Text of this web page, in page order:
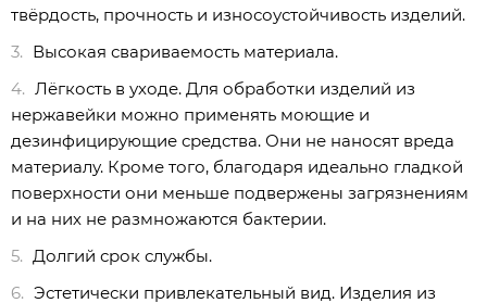
твёрдость, прочность и износоустойчивость изделий.
Высокая свариваемость материала.
Лёгкость в уходе. Для обработки изделий из
нержавейки можно применять моющие и
дезинфицирующие средства. Они не наносят вреда
материалу. Кроме того, благодаря идеально гладкой
поверхности они меньше подвержены загрязнениям
и на них не размножаются бактерии.
Долгий срок службы.
Эстетически привлекательный вид. Изделия из